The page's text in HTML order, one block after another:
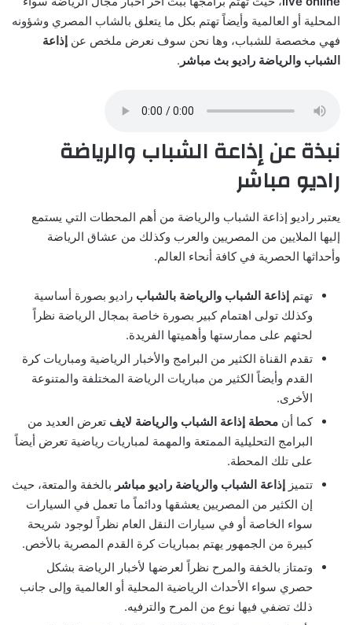
المحلية أو العالمية وأيضاً تهتم بكل ما يتعلق بالشاب المصري وشؤونه
فهي مخصصة للشباب، وها نحن سوف نعرض ملخص عن إذاعة
الشباب والرياضة راديو بث مباشر .
نبذة عن إذاعة الشباب والرياضة
راديو مباشر
يعتبر راديو إذاعة الشباب والرياضة من أهم المحطات التي يستمع
إليها الملايين من المصريين والعرب وكذلك من عشاق الرياضة
وأحداثها الحصرية في كافة أنحاء العالم.
تهتم إذاعة الشباب والرياضة بالشباب راديو بصورة أساسية
وكذلك تولى اهتمام كبير بصورة خاصة بمجال الرياضة نظراً
لحثهم على ممارستها وأهميتها الفريدة.
تقدم القناة الكثير من البرامج والأخبار الرياضية ومباريات كرة
القدم وأيضاً الكثير من مباريات الرياضة المختلفة والمتنوعة
الأخرى.
كما أن محطة إذاعة الشباب والرياضة لايف تعرض العديد من
البرامج التحليلية الممتعة والمهمة لمباريات رياضية تعرض أيضاً
على تلك المحطة.
تتميز إذاعة الشباب والرياضة راديو مباشر بالخفة والمتعة، حيث
إن الكثير من المصريين يعشقها ودائماً ما تعمل في السيارات
سواء الخاصة أو في سيارات النقل العام نظراً لوجود شريحة
كبيرة من الجمهور يهتم بمباريات كرة القدم المصرية بالأخص.
وتمتاز بالخفة والمرح نظراً لعرضها لأخبار الرياضة بشكل
حصري سواء الأحداث الرياضية المحلية أو العالمية وإلى جانب
ذلك تضفي فيها نوع من المرح والترفيه.